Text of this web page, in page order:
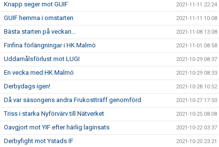
Knapp seger mot GUIF 2021-11-11 22:24
GUIF hemma i omstarten 2021-11-11 10:08
Bästa starten på veckan… 2021-11-08 13:08
Finfina förlängningar i HK Malmö 2021-11-01 08:58
Uddamålsförlust mot LUGI 2021-10-29 08:37
En vecka med HK Malmö 2021-10-29 08:33
Derbydags igen! 2021-10-28 10:52
Då var säsongens andra Frukostträff genomförd 2021-10-27 17:50
Triss i starka Nyförvärv till Nätverket 2021-10-25 08:08
Oavgjort mot YIF efter härlig laginsats 2021-10-22 03:37
Derbyfight mot Ystads IF 2021-10-20 23:21